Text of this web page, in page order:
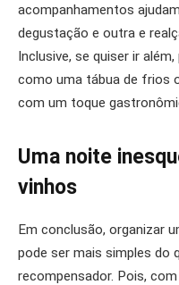
acompanhamentos
degustação e outra e
Inclusive, se quiser ir
como uma tábua de frios
com um toque
Uma noite
vinhos
Em conclusão, organizar
pode ser mais simples do
recompensador. Pois,